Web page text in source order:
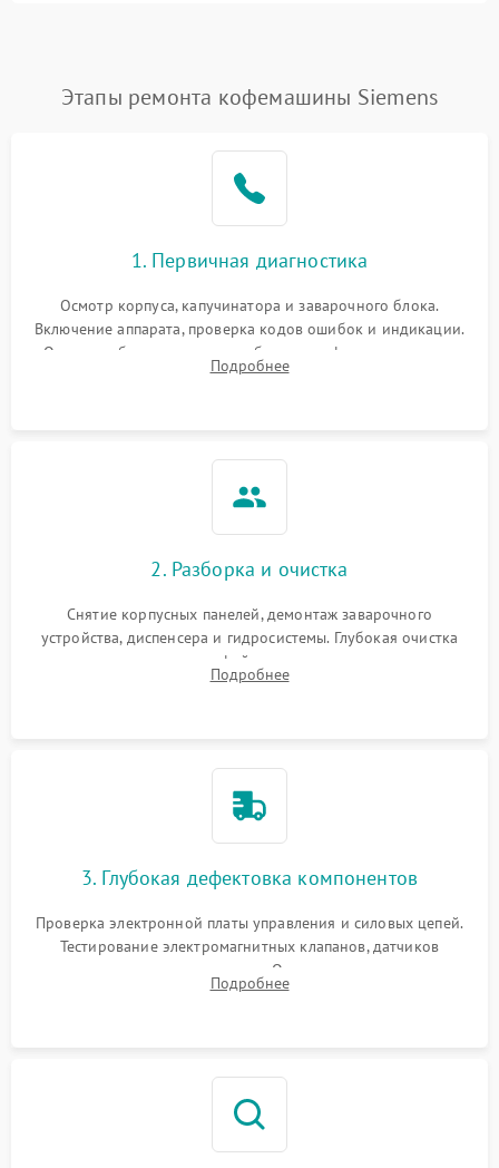
Этапы ремонта кофемашины Siemens
1. Первичная диагностика
Осмотр корпуса, капучинатора и заварочного блока.
Включение аппарата, проверка кодов ошибок и индикации.
Оценка работы помпы, термоблока и кофемолки на слух.
Измерение температуры и давления воды для выявления
Подробнее
2. Разборка и очистка
Снятие корпусных панелей, демонтаж заварочного
устройства, диспенсера и гидросистемы. Глубокая очистка
внутренних узлов от кофейных масел, жмыха и накипи.
Промывка дренажных каналов и фильтров с использованием
Подробнее
3. Глубокая дефектовка компонентов
Проверка электронной платы управления и силовых цепей.
Тестирование электромагнитных клапанов, датчиков
температуры и расходомера. Оценка степени износа
жерновов кофемолки, уплотнительных колец гидросистемы
Подробнее